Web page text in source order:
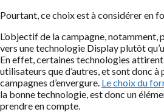
Pourtant, ce choix est à considérer en
L’objectif de la campagne, notamment,
vers une technologie Display plutôt
En effet, certaines technologies attirent
utilisateurs que d’autres, et sont donc
campagnes d’envergure. Le choix du
la bonne technologie, est donc un
prendre en compte.